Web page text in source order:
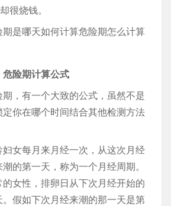
很烧钱。
哪天如何计算危险期怎么计算
险期计算公式
有一个大致的公式，虽然不是
你在哪个时间结合其他检测方法
每月来月经一次，从这次月经
的第一天，称为一个月经周期。
女性，排卵日从下次月经开始的
。假如下次月经来潮的那一天是第